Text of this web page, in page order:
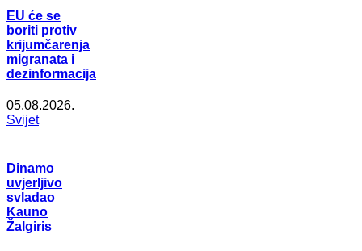
EU će se
boriti protiv
krijumčarenja
migranata i
dezinformacija
05.08.2026.
Svijet
Dinamo
uvjerljivo
svladao
Kauno
Žalgiris